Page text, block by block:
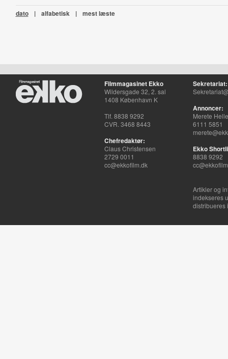
dato | alfabetisk | mest læste
Filmmagasinet Ekko
Wildersgade 32, 2. sal
1408 København K
Tlf. 8838 9292
CVR. 3468 8443
Chefredaktør:
Claus Christensen
2729 0011
cc@ekkofilm.dk
Sekretariat:
Annoncer:
Merete
6111 5851
Ekko
8838 9292
Artikler og
indekseres
distribueres